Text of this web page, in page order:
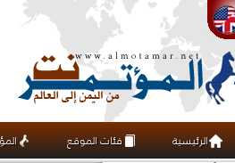
الرئيسية فئات الموقع اقتصاد